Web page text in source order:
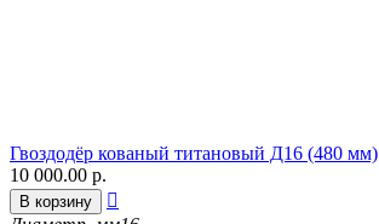
Гвоздодёр кованый титановый Д16 (480 мм)
10 000.00 р.
В корзину
